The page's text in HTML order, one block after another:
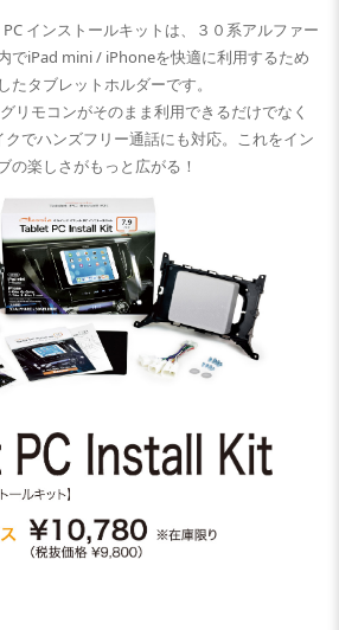
インストールキットは、３０系アルファー
でiPad mini / iPhoneを快適に利用するため
タブレットホルダーです。
リモコンがそのまま利用できるだけでなく
でハンズフリー通話にも対応。これをイン
の楽しさがもっと広がる！